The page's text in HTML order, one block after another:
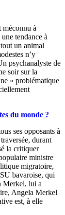
méconnu à
tendance à
un animal
n’y
psychanalyste de
soir sur la
« problématique
du monde ?
ses opposants à
durant
la critiquer
ministre
migratoire,
bavaroise, qui
Merkel, lui a
Angela Merkel
est, à elle